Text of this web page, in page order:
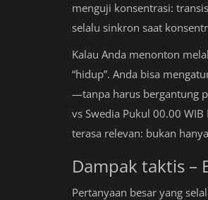
menguji konsentrasi:
selalu sinkron saat
Kalau Anda menonton
“hidup”. Anda bisa
—tanpa harus bergantung
vs Swedia Pukul 00.00
terasa relevan: bukan
Dampak taktis –
Pertanyaan besar yang